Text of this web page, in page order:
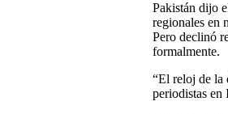
Pakistán dijo
regionales en
Pero declinó
formalmente.
“El reloj de la
periodistas